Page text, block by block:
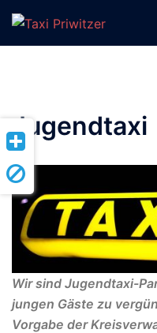
Zum
Inhalt
springen
Jugendtaxi
Wir sind Jugendtaxi-
jungen Gäste zu
Vorgabe der